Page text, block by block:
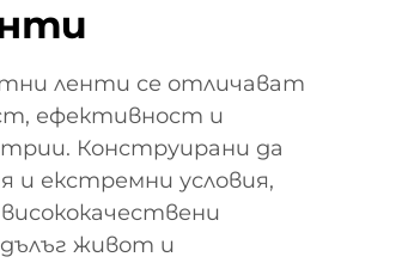
ленти се отличават
ефективност и
Конструирани да
екстремни условия,
живот и